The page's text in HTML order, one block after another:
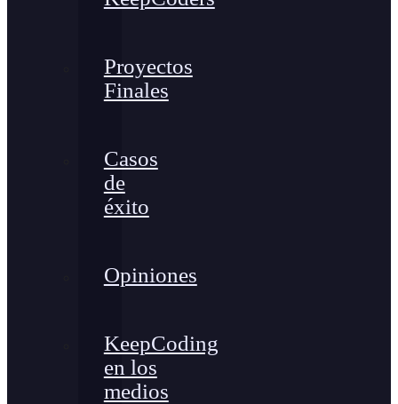
Proyectos
Finales
Casos
de
éxito
Opiniones
KeepCoding
en los
medios